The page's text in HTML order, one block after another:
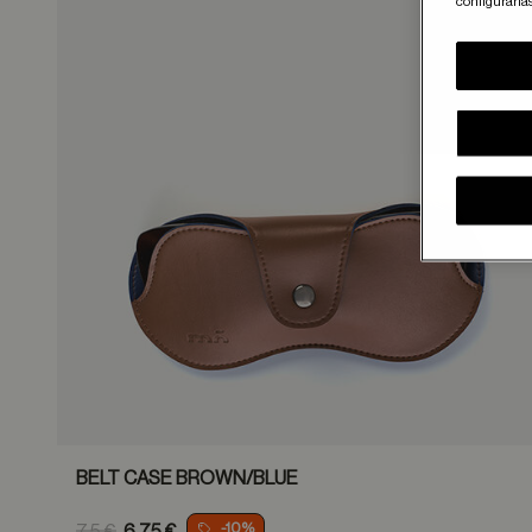
BELT CASE BROWN/BLUE
-10%